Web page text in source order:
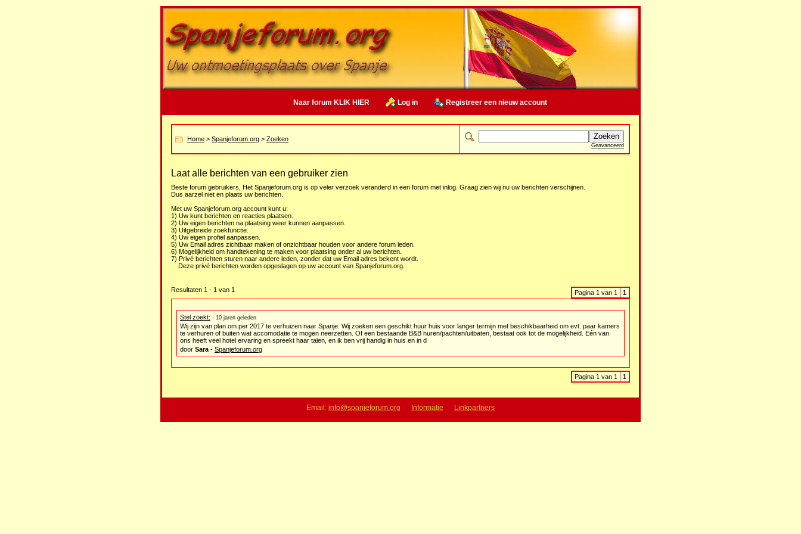
Naar forum KLIK HIER Log in Registreer een nieuw account
Home > Spanjeforum.org > Zoeken
Geavanceerd
Laat alle berichten van een gebruiker zien
Beste forum gebruikers, Het Spanjeforum.org is op veler verzoek veranderd in een forum met inlog. Graag zien wij nu uw berichten verschijnen.
Dus aarzel niet en plaats uw berichten.
Met uw Spanjeforum.org account kunt u:
1) Uw kunt berichten en reacties plaatsen.
2) Uw eigen berichten na plaatsing weer kunnen aanpassen.
3) Uitgebreide zoekfunctie.
4) Uw eigen profiel aanpassen.
5) Uw Email adres zichtbaar maken of onzichtbaar houden voor andere forum leden.
6) Mogelijkheid om handtekening te maken voor plaatsing onder al uw berichten.
7) Privé berichten sturen naar andere leden, zonder dat uw Email adres bekent wordt.
Deze privé berichten worden opgeslagen op uw account van Spanjeforum.org.
Pagina 1 van 1 1
Resultaten 1 - 1 van 1
Stel zoekt: - 10 jaren geleden
Wij zijn van plan om per 2017 te verhuizen naar Spanje. Wij zoeken een geschikt huur huis voor langer termijn met beschikbaarheid om evt. paar kamers
te verhuren of buiten wat accomodatie te mogen neerzetten. Of een bestaande B&B huren/pachten/uitbaten, bestaat ook tot de mogelijkheid. Eén van
ons heeft veel hotel ervaring en spreekt haar talen, en ik ben vrij handig in huis en in d
door Sara - Spanjeforum.org
Pagina 1 van 1 1
Email: info@spanjeforum.org Informatie Linkpartners